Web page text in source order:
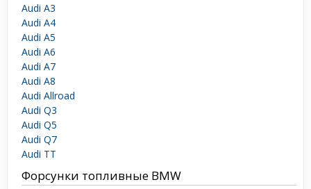
Audi A3
Audi A4
Audi A5
Audi A6
Audi A7
Audi A8
Audi Allroad
Audi Q3
Audi Q5
Audi Q7
Audi TT
Форсунки топливные BMW